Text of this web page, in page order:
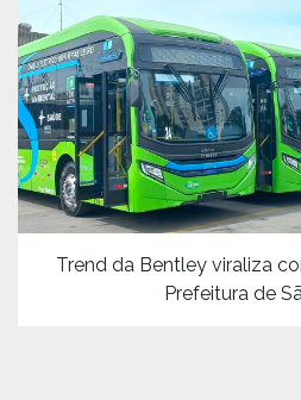
Trend da Bentley viraliza
Prefeitura de